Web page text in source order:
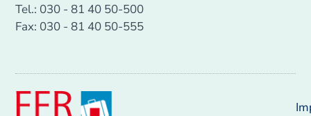
Tel.: 030 - 81 40 50-500
Fax: 030 - 81 40 50-555